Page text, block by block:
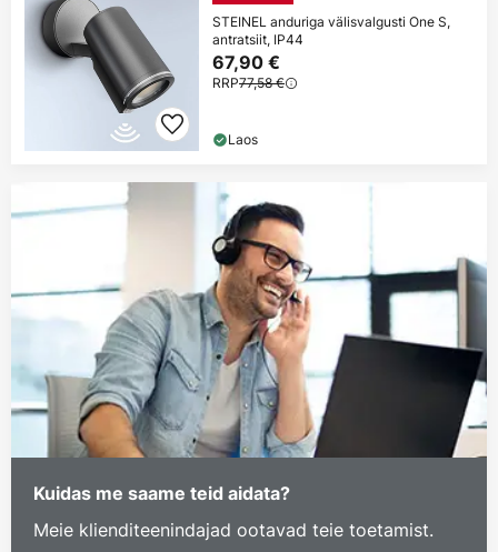
STEINEL anduriga välisvalgusti One S,
antratsiit, IP44
67,90 €
RRP77,58 €
Laos
Kuidas me saame teid aidata?
Meie klienditeenindajad ootavad teie toetamist.